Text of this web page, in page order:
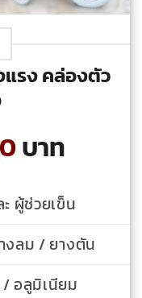
รง คล่องตัว
บาท
ผู้ช่วยเข็น
งลม / ยางตัน
อลูมิเนียม